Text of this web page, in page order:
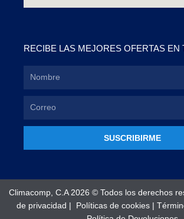
RECIBE LAS MEJORES OFERTAS EN
SUSCRIBIRME
Climacomp, C.A 2026 © Todos los derechos
de privacidad | Políticas de cookies |